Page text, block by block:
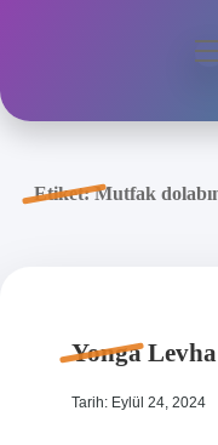
Anasayfa
Etiket:Mutfak
Yonga
Tarih: Eylül 24, 2024